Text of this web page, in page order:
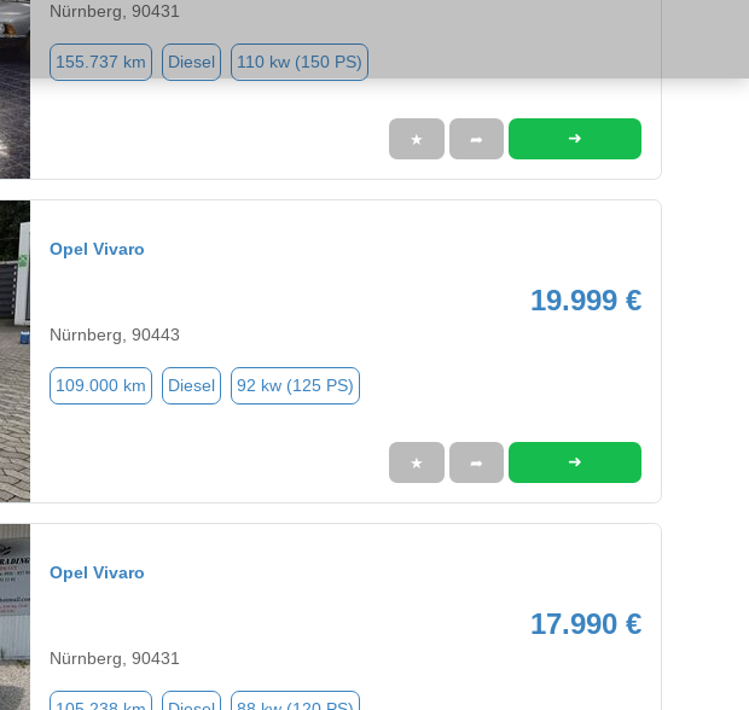
Nürnberg, 90431
155.737 km Diesel 110 kw (150 PS)
★ ➦ ➜
Opel Vivaro
19.999 €
Nürnberg, 90443
109.000 km Diesel 92 kw (125 PS)
★ ➦ ➜
Opel Vivaro
17.990 €
Nürnberg, 90431